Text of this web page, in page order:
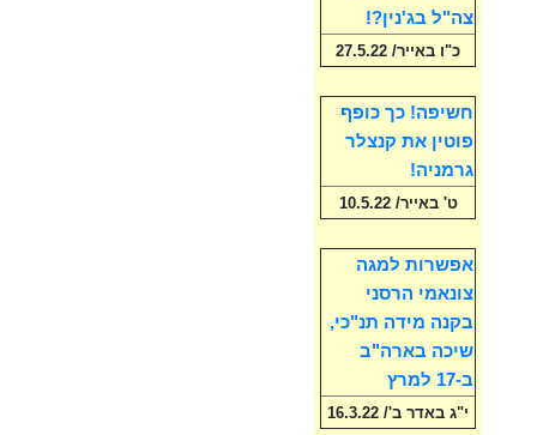
צה"ל בג'נין?!
כ"ו באייר/ 27.5.22
חשיפה! כך כופף
פוטין את קנצלר
גרמניה!
ט' באייר/ 10.5.22
אפשרות למגה
צונאמי הרסני
בקנה מידה תנ"כי,
שיכה בארה"ב
ב-17 למרץ
י"ג באדר ב'/ 16.3.22